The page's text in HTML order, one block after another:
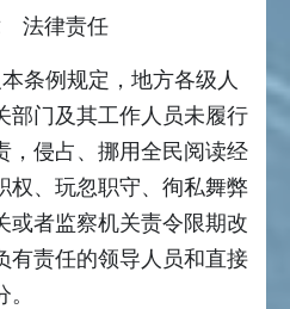
法律责任
条例规定，地方各级人
部门及其工作人员未履行
，侵占、挪用全民阅读经
权、玩忽职守、徇私舞弊
或者监察机关责令限期改
有责任的领导人员和直接